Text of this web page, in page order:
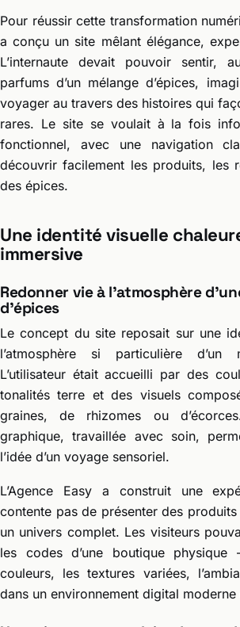
Pour réussir cette transformation
a conçu un site mêlant élégance,
L’internaute devait pouvoir sentir,
parfums d’un mélange d’épices,
voyager au travers des histoires qui
rares. Le site se voulait à la fois
fonctionnel, avec une navigation
découvrir facilement les produits, les
des épices.
Une identité visuelle
immersive
Redonner vie à l’atmosphère
d’épices
Le concept du site reposait sur une
l’atmosphère si particulière d’un
L’utilisateur était accueilli par des
tonalités terre et des visuels
graines, de rhizomes ou
graphique, travaillée avec soin,
l’idée d’un voyage sensoriel.
L’Agence Easy a construit une
contente pas de présenter des
un univers complet. Les visiteurs
les codes d’une boutique physique
couleurs, les textures variées,
dans un environnement digital